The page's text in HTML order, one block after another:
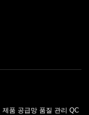
품 공급망 품질 관리 QC